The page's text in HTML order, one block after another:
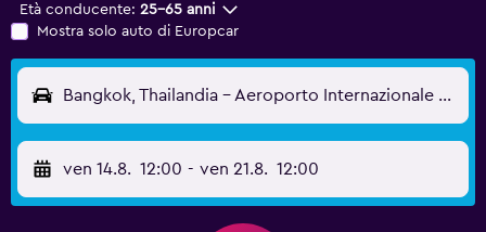
Età conducente: 25-65 anni
Mostra solo auto di Europcar
Bangkok, Thailandia - Aeroporto Internazionale di Bangkok-Don Mueang (DMK)
ven 14.8. 12:00 - ven 21.8. 12:00